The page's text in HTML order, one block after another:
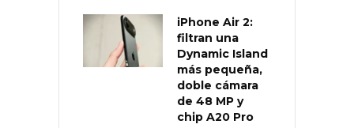
iPhone Air 2:
filtran una
Dynamic Island
más pequeña,
doble cámara
de 48 MP y
chip A20 Pro